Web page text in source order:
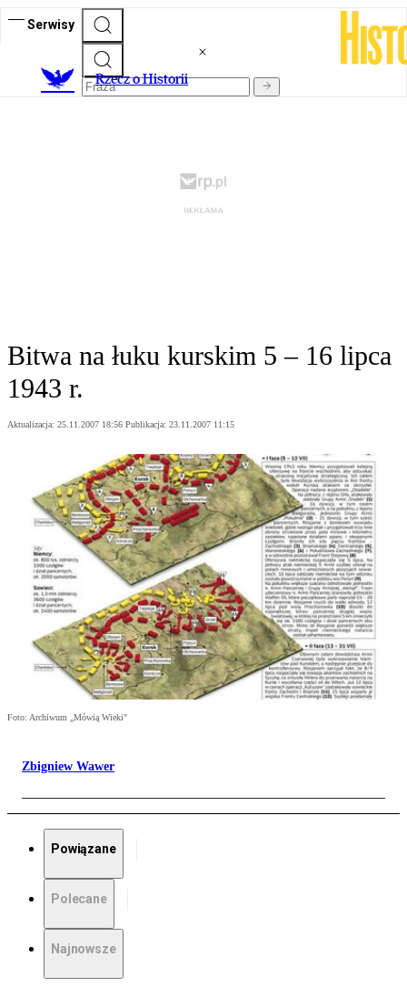
Serwisy
Rzecz o Historii
Bitwa na łuku kurskim 5 – 16 lipca
1943 r.
Aktualizacja: 25.11.2007 18:56 Publikacja: 23.11.2007 11:15
Foto: Archiwum „Mówią Wieki"
Zbigniew Wawer
Powiązane
Polecane
Najnowsze